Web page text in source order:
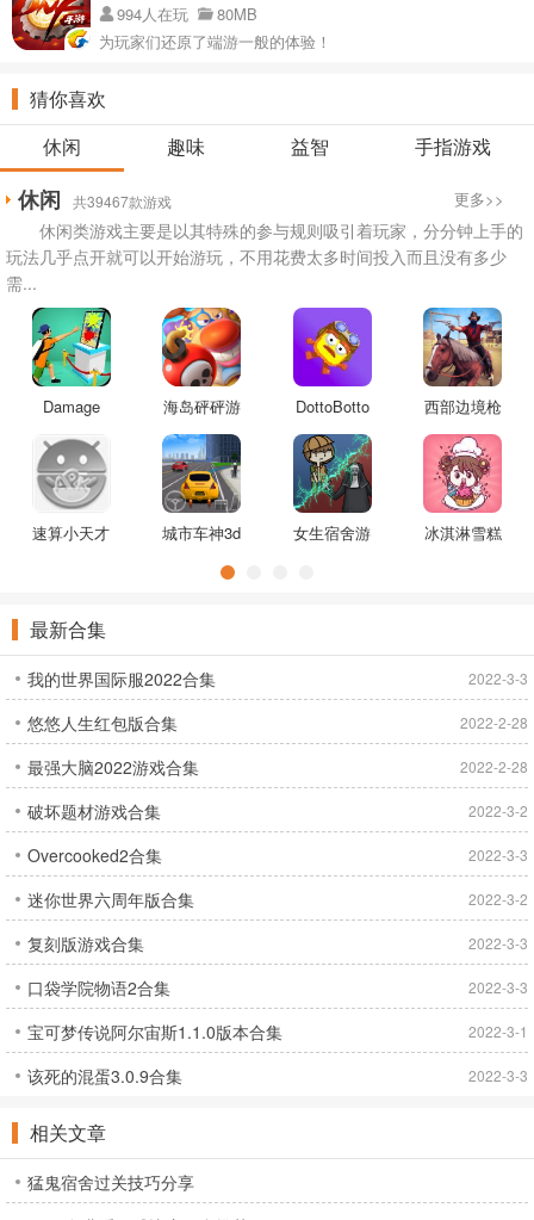
994人在玩
80MB
为玩家们还原了端游一般的体验！
猜你喜欢
休闲
趣味 益智 手指游戏
休闲 共39467款游戏 更多>>
休闲类游戏主要是以其特殊的参与规则吸引着玩家，分分钟上手的
玩法几乎点开就可以开始游玩，不用花费太多时间投入而且没有多少
需...
Damage
The
Paintings游
戏
海岛砰砰游
戏
DottoBotto
游戏
西部边境枪
手游戏
速算小天才
城市车神3d
女生宿舍游
冰淇淋雪糕
最新合集
我的世界国际服2022合集 2022-3-3
悠悠人生红包版合集 2022-2-28
最强大脑2022游戏合集 2022-2-28
破坏题材游戏合集 2022-3-2
Overcooked2合集 2022-3-3
迷你世界六周年版合集 2022-3-2
复刻版游戏合集 2022-3-3
口袋学院物语2合集 2022-3-3
宝可梦传说阿尔宙斯1.1.0版本合集 2022-3-1
该死的混蛋3.0.9合集 2022-3-3
相关文章
猛鬼宿舍过关技巧分享